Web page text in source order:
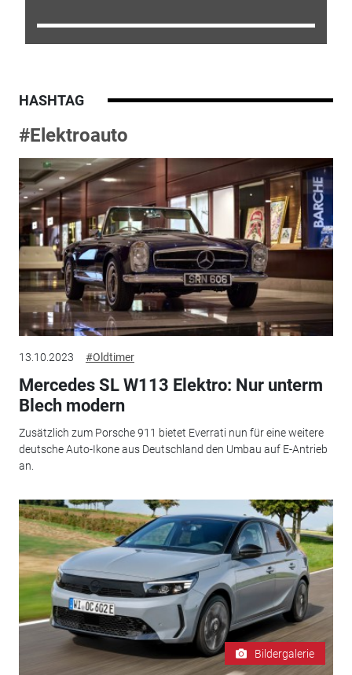
HASHTAG
#Elektroauto
13.10.2023 #Oldtimer
Mercedes SL W113 Elektro: Nur unterm
Blech modern
Zusätzlich zum Porsche 911 bietet Everrati nun für eine weitere
deutsche Auto-Ikone aus Deutschland den Umbau auf E-Antrieb
an.
Bildergalerie